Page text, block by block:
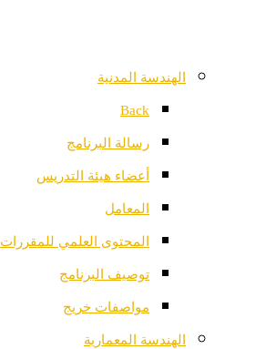
الهندسة المدنية
Back
رسالة البرنامج
أعضاء هيئة التدريس
المعامل
المحتوى العلمي للمقررات
توصيف البرنامج
مواصفات خريج
الهندسة المعمارية